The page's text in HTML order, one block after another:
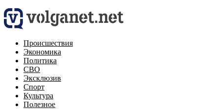
Происшествия
Экономика
Политика
СВО
Эксклюзив
Спорт
Культура
Полезное